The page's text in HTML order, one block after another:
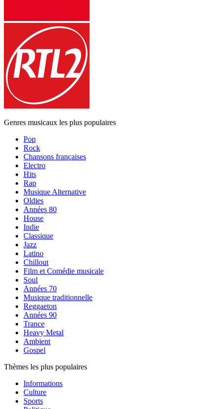
Genres musicaux les plus populaires
Pop
Rock
Chansons françaises
Electro
Hits
Rap
Musique Alternative
Oldies
Années 80
House
Indie
Classique
Jazz
Latino
Chillout
Film et Comédie musicale
Soul
Années 70
Musique traditionnelle
Reggaeton
Années 90
Trance
Heavy Metal
Ambient
Gospel
Thèmes les plus populaires
Informations
Culture
Sports